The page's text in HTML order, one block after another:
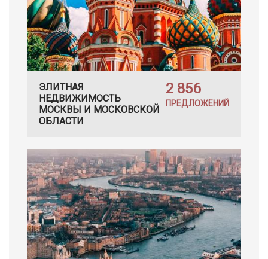
ЭЛИТНАЯ
НЕДВИЖИМОСТЬ
МОСКВЫ И МОСКОВСКОЙ
ОБЛАСТИ
2 856
ПРЕДЛОЖЕНИЙ